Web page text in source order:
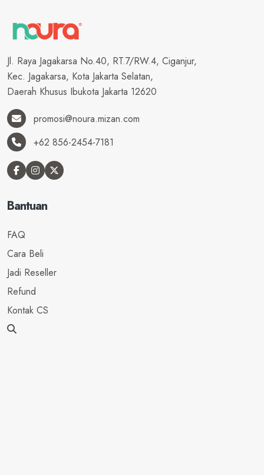
Jl. Raya Jagakarsa No.40, RT.7/RW.4, Ciganjur,
Kec. Jagakarsa, Kota Jakarta Selatan,
Daerah Khusus Ibukota Jakarta 12620
promosi@noura.mizan.com
+62 856-2454-7181
Bantuan
FAQ
Cara Beli
Jadi Reseller
Refund
Kontak CS